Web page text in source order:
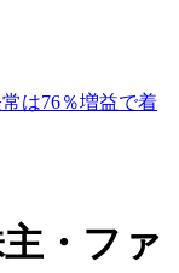
は76％増益で着
・ファ